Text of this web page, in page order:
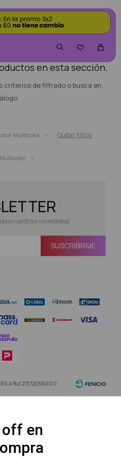

PRODUCTOS
en esta sección.
de filtrado o busca en
Multicolor Quitar filtros
Multicolor
nuestras novedades!
SUSCRIBIRME
S.A Rut 213720560017
off en